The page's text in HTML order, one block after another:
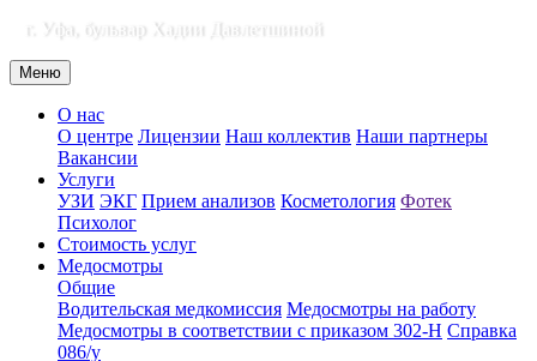
г. Уфа, бульвар Хадии Давлетшиной
Меню
О нас
О центре Лицензии Наш коллектив Наши партнеры
Вакансии
Услуги
УЗИ ЭКГ Прием анализов Косметология Фотек
Психолог
Стоимость услуг
Медосмотры
Общие
Водительская медкомиссия Медосмотры на работу
Медосмотры в соответствии с приказом 302-Н Справка
086/у